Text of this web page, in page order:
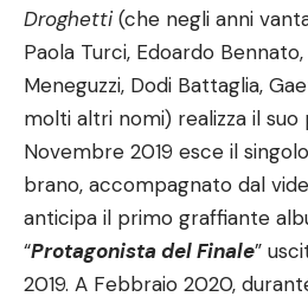
Droghetti(che negli anni
Paola Turci, Edoardo
Meneguzzi, Dodi Battaglia,
molti altri nomi) realizza il suo
Novembre 2019 esce il
brano, accompagnato dal
anticipa il primo graffiante
“Protagonista del Finale”
2019. A Febbraio 2020,